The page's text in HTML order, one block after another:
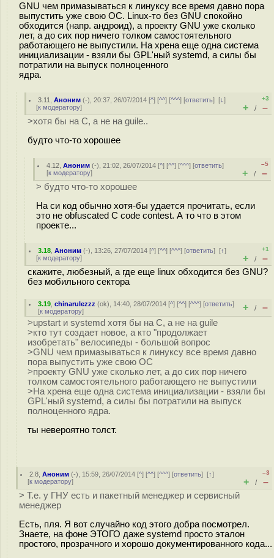
GNU чем примазываться к линуксу все время давно пора
выпустить уже свою ОС. Linux-то без GNU спокойно
обходится (напр. андроид), а проекту GNU уже сколько
лет, а до сих пор ничего толком самостоятельного
работающего не выпустили. На хрена еще одна система
инициализации - взяли бы GPL'ный systemd, а силы бы
потратили на выпуск полноценного
ядра.
3.11 ,Аноним (-), 20:37, 26/07/2014 [^] [^^] [^^^] [ответить][↓]
[к модератору]
+3
+ / –
>хотя бы на C, а не на guile..
будто что-то хорошее
4.12 ,Аноним (-), 21:02, 26/07/2014 [^] [^^] [^^^] [ответить]
[к модератору]
–5
+ / –
> будто что-то хорошее
На си код обычно хотя-бы удается прочитать, если
это не obfuscated C code contest. А то что в этом
проекте...
3.18 ,Аноним (-), 13:26, 27/07/2014 [^] [^^] [^^^] [ответить][↑]
[к модератору]
+1
+ / –
скажите, любезный, а где еще linux обходится без GNU?
без мобильного сектора
3.19 ,chinarulezzz (ok), 14:40, 28/07/2014 [^] [^^] [^^^] [ответить]
[к модератору] + / –
>upstart и systemd хотя бы на C, а не на guile
>кто тут создает новое, а кто "продолжает
изобретать" велосипеды - большой вопрос
>GNU чем примазываться к линуксу все время давно
пора выпустить уже свою ОС
>проекту GNU уже сколько лет, а до сих пор ничего
толком самостоятельного работающего не выпустили
>На хрена еще одна система инициализации - взяли бы
GPL'ный systemd, а силы бы потратили на выпуск
полноценного ядра.
ты невероятно толст.
2.8 ,Аноним (-), 15:59, 26/07/2014 [^] [^^] [^^^] [ответить][↑]
[к модератору]
–3
+ / –
> Т.е. у ГНУ есть и пакетный менеджер и сервисный
менеджер
Есть, пля. Я вот случайно код этого добра посмотрел.
Знаете, на фоне ЭТОГО даже systemd просто эталон
простого, прозрачного и хорошо документированного кода...